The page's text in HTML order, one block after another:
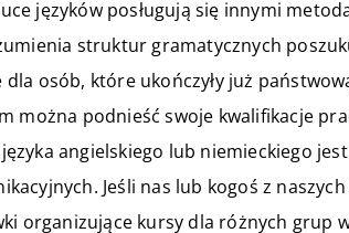
języków posługują się innymi
struktur gramatycznych
osób, które ukończyły już
można podnieść swoje kwalifikacje
angielskiego lub niemieckiego
Jeśli nas lub kogoś z
organizujące kursy dla różnych grup